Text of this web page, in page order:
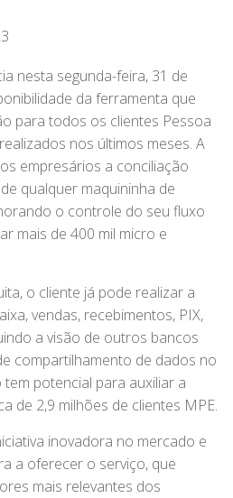
nesta segunda-feira, 31 de
da ferramenta que
para todos os clientes Pessoa
nos últimos meses. A
empresários a conciliação
qualquer maquininha de
o controle do seu fluxo
mais de 400 mil micro e
o cliente já pode realizar a
vendas, recebimentos, PIX,
a visão de outros bancos
compartilhamento de dados no
potencial para auxiliar a
de 2,9 milhões de clientes MPE.
inovadora no mercado e
a oferecer o serviço, que
mais relevantes dos